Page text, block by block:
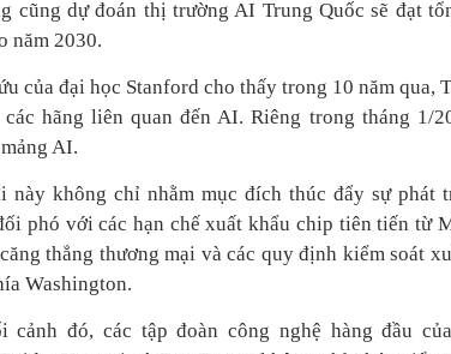
cũng dự đoán thị trường AI Trung Quốc sẽ đạt
năm 2030.
của đại học Stanford cho thấy trong 10 năm qua,
các hãng liên quan đến AI. Riêng trong tháng 1/
AI.
này không chỉ nhằm mục đích thúc đẩy sự phát
phó với các hạn chế xuất khẩu chip tiên tiến từ
thẳng thương mại và các quy định kiểm soát
Washington.
cảnh đó, các tập đoàn công nghệ hàng đầu